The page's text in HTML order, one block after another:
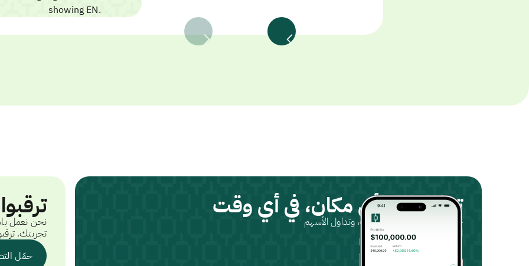
ترقبوا
نحن نعمل
تجربتك.
حمّل
تداول من أي مكان، في أي وقت
حمّل التطبيق، سجّل حسابك، وتداول الأسهم
المتوافقة مع الشريعة.